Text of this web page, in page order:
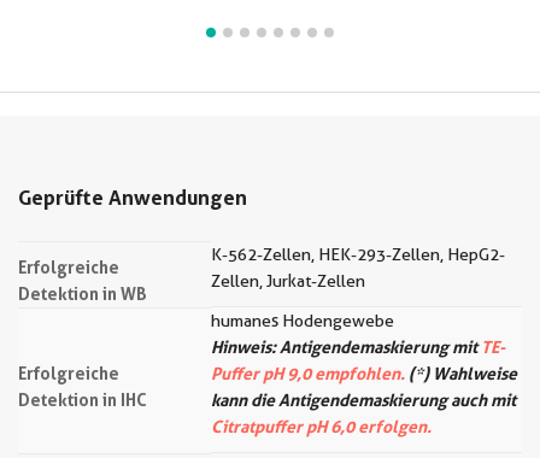
Geprüfte Anwendungen
Erfolgreiche
Detektion in WB
K-562-Zellen, HEK-293-Zellen, HepG2-
Zellen, Jurkat-Zellen
Erfolgreiche
Detektion in IHC
humanes Hodengewebe
Hinweis: Antigendemaskierung mitTE-
Puffer pH 9,0 empfohlen. (*) Wahlweise
kann die Antigendemaskierung auch mit
Citratpuffer pH 6,0 erfolgen.